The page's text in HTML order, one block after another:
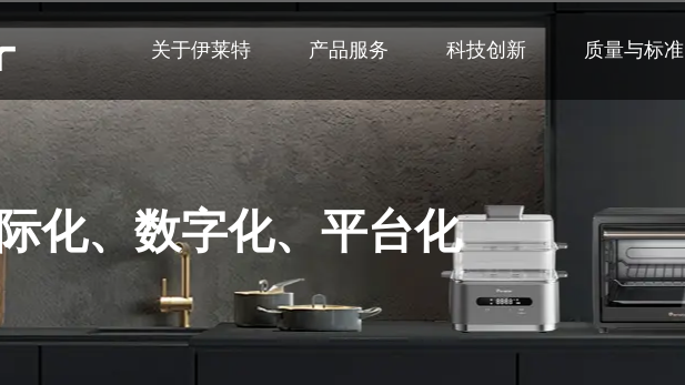
关于伊莱特 产品服务 科技创新 质量与标准
化、数字化、平台化